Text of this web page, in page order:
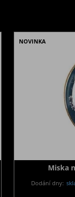
NOVINKA
Miska
Dodání dny: